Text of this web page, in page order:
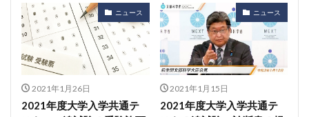
ニュース
2021年1月26日
2021年度大学入学共通テ
ニュース
2021年1月15日
2021年度大学入学共通テ